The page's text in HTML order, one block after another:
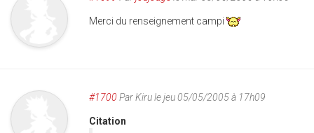
Merci du renseignement campi
#1700 ParKirule jeu 05/05/2005 à 17h09
Citation